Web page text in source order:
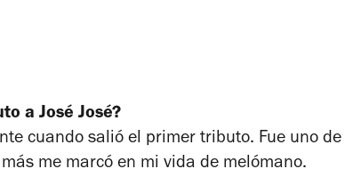
a José José?
cuando salió el primer tributo. Fue uno de
me marcó en mi vida de melómano.